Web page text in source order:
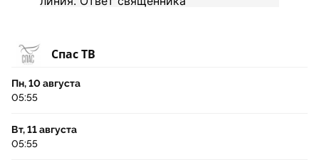
Спас ТВ
Пн, 10 августа
05:55
Вт, 11 августа
05:55